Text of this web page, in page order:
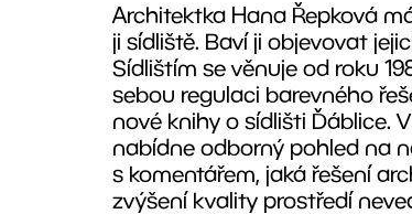
Architektka Hana Řepková
ji sídliště. Baví ji objevovat
Sídlištím se věnuje od roku
sebou regulaci barevného
nové knihy o sídlišti Ďáblice.
nabídne odborný pohled na
s komentářem, jaká řešení
zvýšení kvality prostředí